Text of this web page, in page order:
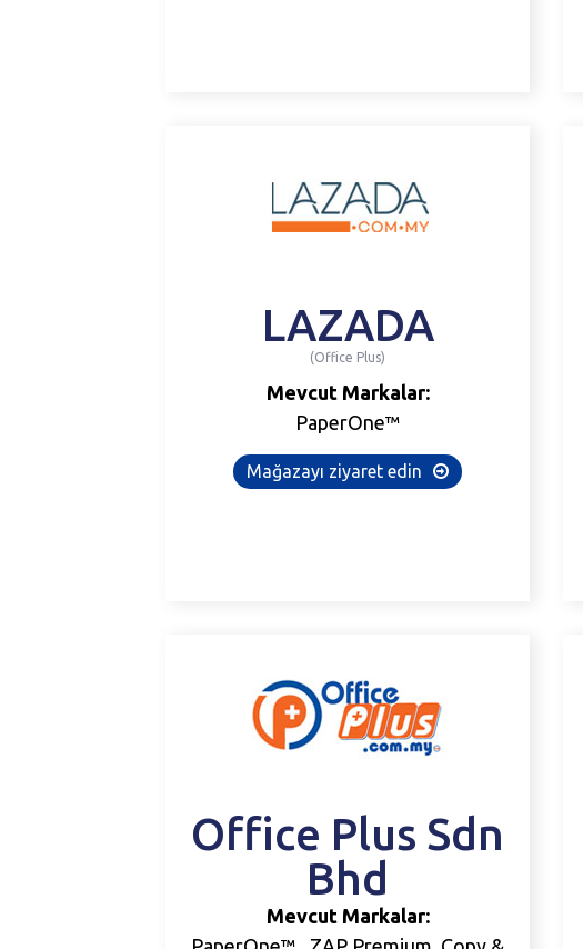
LAZADA
(Office Plus)
Mevcut Markalar:
PaperOne™
Mağazayı ziyaret edin
Office Plus Sdn
Bhd
Mevcut Markalar: